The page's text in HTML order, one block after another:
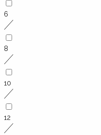
6
8
10
12